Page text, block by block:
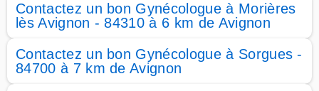
Contactez un bon Gynécologue à Morières
lès Avignon - 84310 à 6 km de Avignon
Contactez un bon Gynécologue à Sorgues -
84700 à 7 km de Avignon